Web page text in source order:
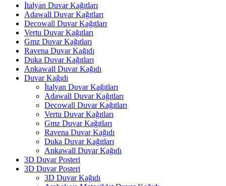
İtalyan Duvar Kağıtları
Adawall Duvar Kağıtları
Decowall Duvar Kağıtları
Vertu Duvar Kağıtları
Gmz Duvar Kağıtları
Ravena Duvar Kağıdı
Duka Duvar Kağıtları
Ankawall Duvar Kağıdı
Duvar Kağıdı
İtalyan Duvar Kağıtları
Adawall Duvar Kağıtları
Decowall Duvar Kağıtları
Vertu Duvar Kağıtları
Gmz Duvar Kağıtları
Ravena Duvar Kağıdı
Duka Duvar Kağıtları
Ankawall Duvar Kağıdı
3D Duvar Posteri
3D Duvar Posteri
3D Duvar Kağıdı